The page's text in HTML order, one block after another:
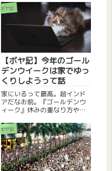
連日の様にニュースで取り上
げられていますね。今の時期
に外でゴホゴホやってる人を
見るとみんな疑いの目で見て
しまいます。実際には普通の
ボヤ記
【ボヤ記】今年のゴール
デンウイークは家でゆっ
くりしようって話
家にいるって最高。超インド
アだなお前。『ゴールデンウ
ィーク』休みの重なり方や有
毎年10日間ほどお休みがあり
ますね。今年のゴールデンウ
イークはコロナの影響もあっ
てか、外出なしで家で過ごす
人がほとんどでしょう。今回
はそ...
ボヤ記